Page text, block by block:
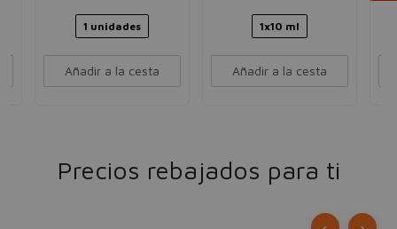
1 unidades
Añadir a la cesta
1x10 ml
Añadir a la cesta
Precios rebajados para ti